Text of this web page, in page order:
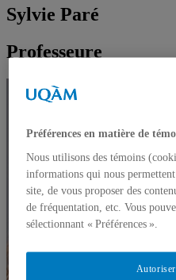
Sylvie Paré
Professeure
Préférences en matière de
Nous utilisons des témoins
informations qui nous
site, de vous proposer des
de fréquentation, etc. Vous
sélectionnant « Préférences ».